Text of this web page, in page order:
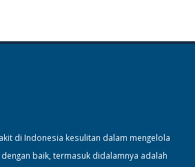
di Indonesia kesulitan dalam mengelola
baik, termasuk didalamnya adalah